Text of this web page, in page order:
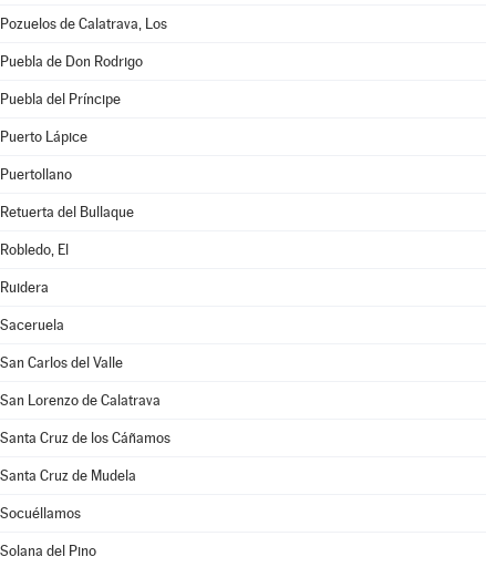
Pozuelos de Calatrava, Los
Puebla de Don Rodrigo
Puebla del Príncipe
Puerto Lápice
Puertollano
Retuerta del Bullaque
Robledo, El
Ruidera
Saceruela
San Carlos del Valle
San Lorenzo de Calatrava
Santa Cruz de los Cáñamos
Santa Cruz de Mudela
Socuéllamos
Solana del Pino